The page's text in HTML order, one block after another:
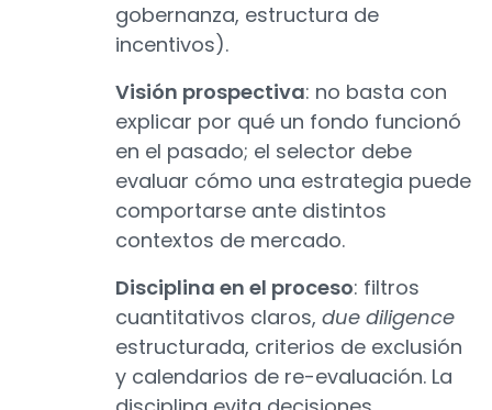
gobernanza, estructura de
incentivos).
Visión prospectiva: no basta con
explicar por qué un fondo funcionó
en el pasado; el selector debe
evaluar cómo una estrategia puede
comportarse ante distintos
contextos de mercado.
Disciplina en el proceso: filtros
cuantitativos claros, due diligence
estructurada, criterios de exclusión
y calendarios de re-evaluación. La